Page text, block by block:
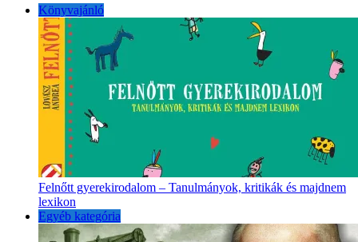
Könyvajánló
Felnőtt gyerekirodalom – Tanulmányok, kritikák és majdnem
lexikon
Egyéb kategória